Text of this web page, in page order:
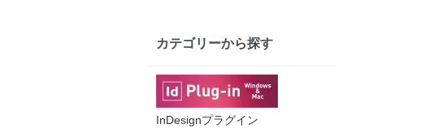
カテゴリーから探す
InDesignプラグイン